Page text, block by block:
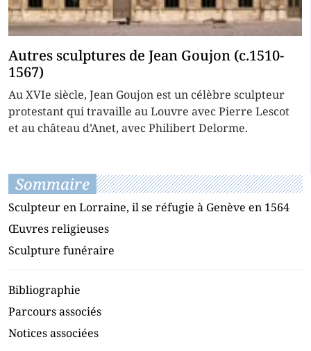
Autres sculptures de Jean Goujon (c.1510-
1567)
Au XVIe siècle, Jean Goujon est un célèbre sculpteur
protestant qui travaille au Louvre avec Pierre Lescot
et au château d’Anet, avec Philibert Delorme.
Sommaire
Sculpteur en Lorraine, il se réfugie à Genève en 1564
Œuvres religieuses
Sculpture funéraire
Bibliographie
Parcours associés
Notices associées